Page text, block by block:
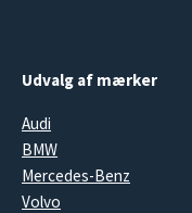
Udvalg af mærker
Audi
BMW
Mercedes-Benz
Volvo